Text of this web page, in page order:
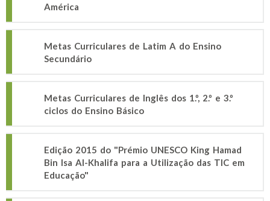
América
Metas Curriculares de Latim A do Ensino
Secundário
Metas Curriculares de Inglês dos 1.º, 2.º e 3.º
ciclos do Ensino Básico
Edição 2015 do "Prémio UNESCO King Hamad
Bin Isa Al-Khalifa para a Utilização das TIC em
Educação"